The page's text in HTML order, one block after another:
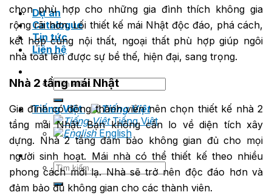
Dự án
Catalogue
Tin tức
Liên hệ
Tìm
Tiếng Việt
Tiếng Việt
English
Tìm
kiếm:
chọn phù hợp cho những gia đình thích không gia
rộng rãi hơn. Lối thiết kế mái Nhật độc đáo, phá cách,
kết hợp cùng nội thất, ngoại thất phù hợp giúp ngôi
nhà toát lên được sự bề thế, hiện đại, sang trọng.
Nhà 2 tầng mái Nhật
Gia đình có đông thành viên nên chọn thiết kế nhà 2
tầng mái Nhật. Bạn không cần lo về diện tích xây
dựng. Nhà 2 tầng đảm bảo không gian đủ cho mọi
người sinh hoạt. Mái nhà có thể thiết kế theo nhiều
phong cách mới lạ. Nhà sẽ trở nên độc đáo hơn và
đảm bảo đủ không gian cho các thành viên.